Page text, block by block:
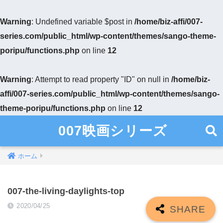
Warning: Undefined variable $post in /home/biz-affi/007-
series.com/public_html/wp-content/themes/sango-theme-
poripu/functions.php on line 12
Warning: Attempt to read property "ID" on null in /home/biz-
affi/007-series.com/public_html/wp-content/themes/sango-
theme-poripu/functions.php on line 12
007映画シリーズ
ホーム
007-the-living-daylights-top
2020/04/25